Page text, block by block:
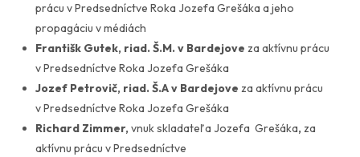
prácu v Predsedníctve Roka Jozefa Grešáka a jeho
propagáciu v médiách
Františk Gutek, riad. Š.M. v Bardejove za aktívnu prácu
v Predsedníctve Roka Jozefa Grešáka
Jozef Petrovič, riad. Š.A v Bardejove za aktívnu prácu
v Predsedníctve Roka Jozefa Grešáka
Richard Zimmer, vnuk skladateľa Jozefa Grešáka, za
aktívnu prácu v Predsedníctve